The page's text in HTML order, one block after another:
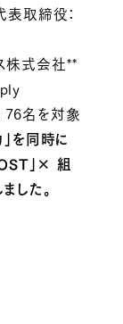
取締役：
株式会社**
名を対象
を同時に
」× 組
した。